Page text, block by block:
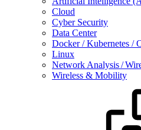
Cloud
Cyber Security
Data Center
Docker / Kubernetes /
Linux
Network Analysis /
Wireless & Mobility